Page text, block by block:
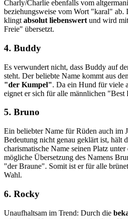
Charly/Charlie ebenfalls vom
beziehungsweise vom Wort "karal" ab.
klingt absolut liebenswert und wird
Freie" übersetzt.
4. Buddy
Es verwundert nicht, dass Buddy auf
steht. Der beliebte Name kommt aus
"der Kumpel". Da ein Hund für viele
eignet er sich für alle männlichen
5. Bruno
Ein beliebter Name für Rüden auch im
Bedeutung nicht genau geklärt ist, hält
charismatische Name seinen Platz
mögliche Übersetzung des Namens
"der Braune". Somit ist er für alle
Wahl.
6. Rocky
Unaufhaltsam im Trend: Durch die